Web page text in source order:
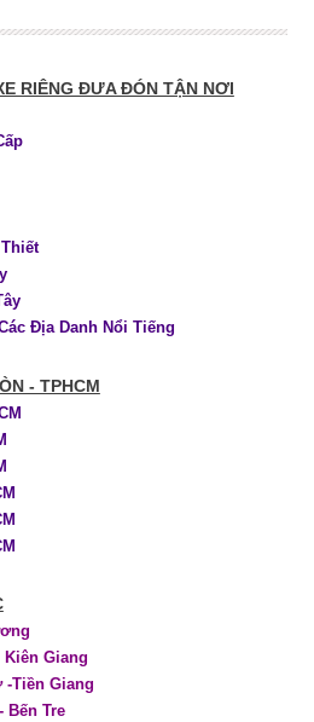
RIÊNG ĐƯA ĐÓN TẬN NƠI
Địa Danh Nổi Tiếng
- TPHCM
Kiên Giang
-Tiền Giang
Bến Tre